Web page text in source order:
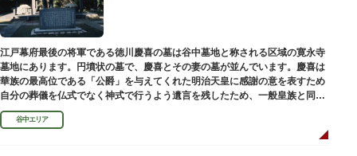
江戸幕府最後の将軍である徳川慶喜の墓は谷中墓地と称される区域の寛永寺
墓地にあります。円墳状の墓で、慶喜とその妻の墓が並んでいます。慶喜は
華族の最高位である「公爵」を与えてくれた明治天皇に感謝の意を表すため
自分の葬儀を仏式でなく神式で行うよう遺言を残したため、一般皇族と同じ
ような円墳が建てられました。
谷中エリア